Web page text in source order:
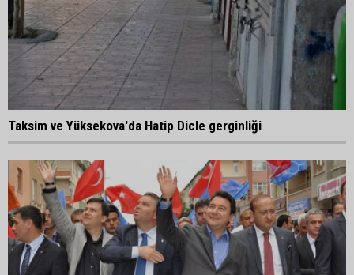
Taksim ve Yüksekova'da Hatip Dicle gerginliği